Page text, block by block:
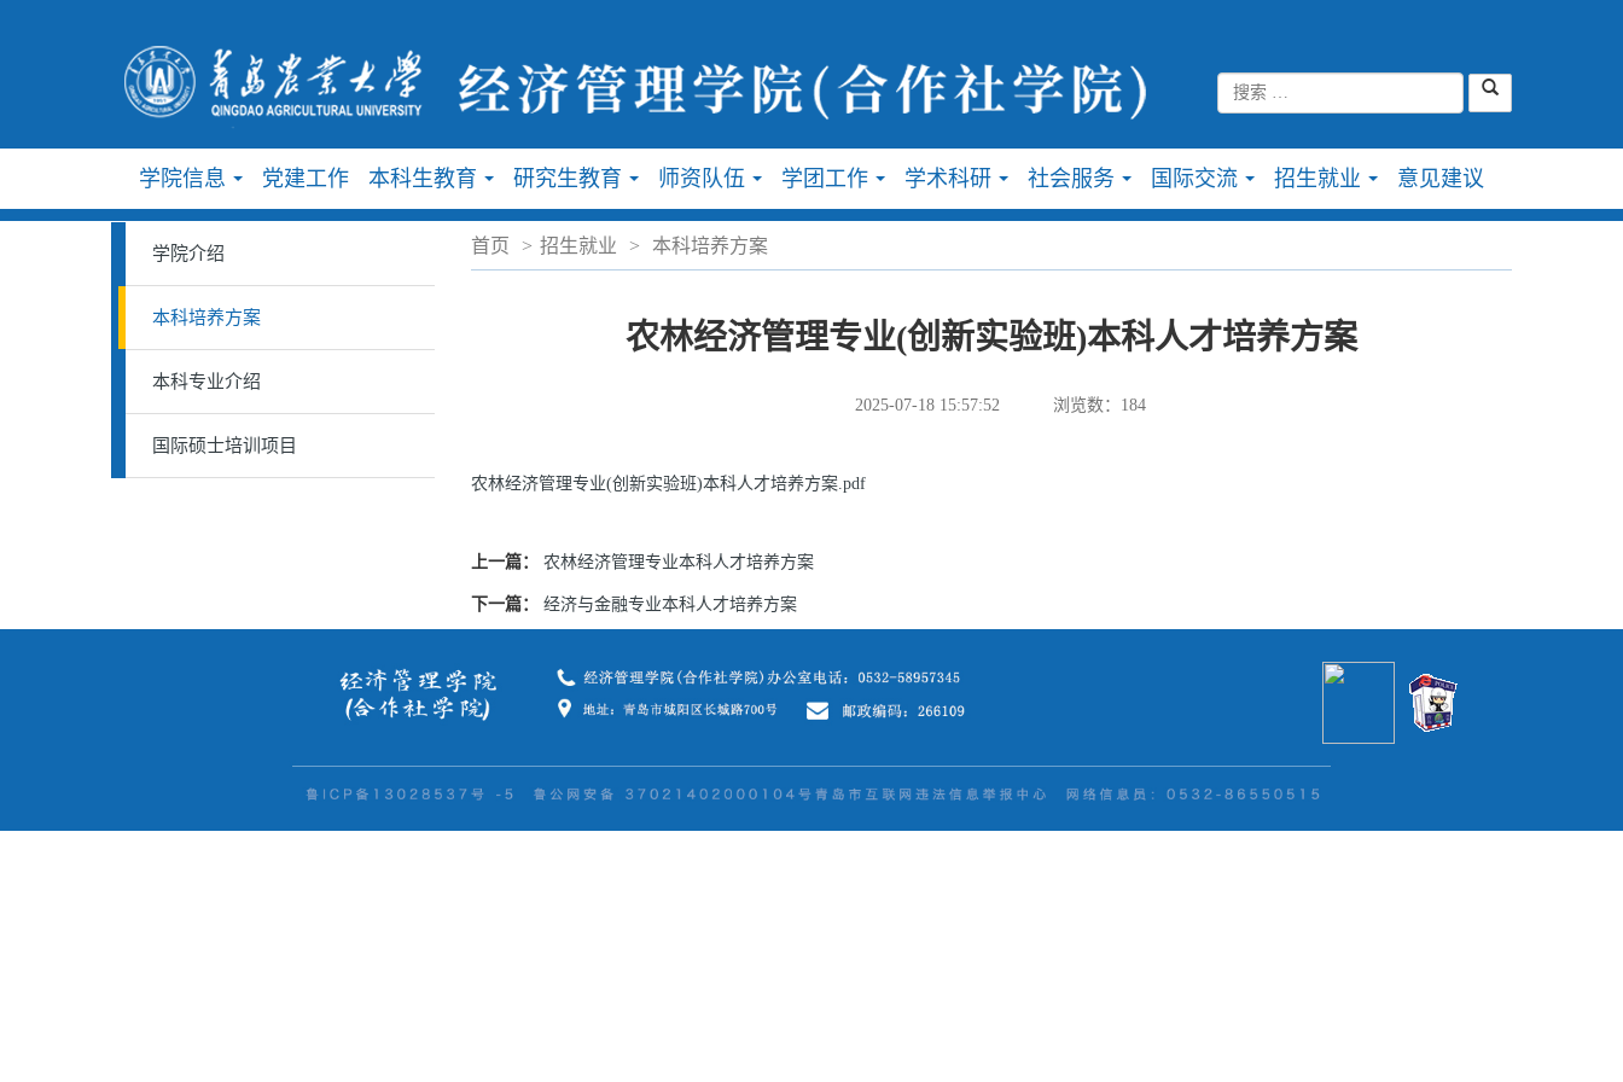
学院信息 党建工作 本科生教育 研究生教育 师资队伍 学团工作 学术科研 社会服务 国际交流 招生就业 意见建议
学院介绍
本科培养方案
本科专业介绍
国际硕士培训项目
首页 > 招生就业 > 本科培养方案
农林经济管理专业(创新实验班)本科人才培养方案
2025-07-18 15:57:52 浏览数： 184
农林经济管理专业(创新实验班)本科人才培养方案.pdf
上一篇： 农林经济管理专业本科人才培养方案
下一篇： 经济与金融专业本科人才培养方案